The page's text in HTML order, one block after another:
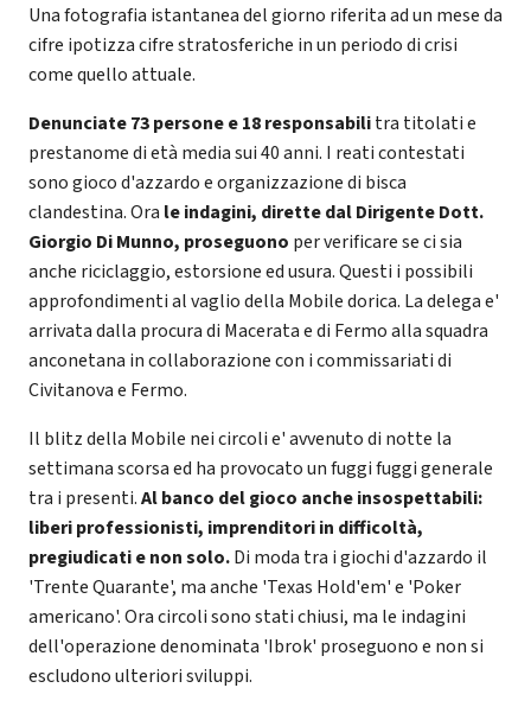
Una fotografia istantanea del giorno riferita ad un mese da
cifre ipotizza cifre stratosferiche in un periodo di crisi
come quello attuale.
Denunciate 73 persone e 18 responsabilitra titolati e
prestanome di età media sui 40 anni. I reati contestati
sono gioco d'azzardo e organizzazione di bisca
clandestina. Ora le indagini, dirette dal Dirigente Dott.
Giorgio Di Munno, proseguono per verificare se ci sia
anche riciclaggio, estorsione ed usura. Questi i possibili
approfondimenti al vaglio della Mobile dorica. La delega e'
arrivata dalla procura di Macerata e di Fermo alla squadra
anconetana in collaborazione con i commissariati di
Civitanova e Fermo.
Il blitz della Mobile nei circoli e' avvenuto di notte la
settimana scorsa ed ha provocato un fuggi fuggi generale
tra i presenti.Al banco del gioco anche insospettabili:
liberi professionisti, imprenditori in difficoltà,
pregiudicati e non solo.Di moda tra i giochi d'azzardo il
'Trente Quarante', ma anche 'Texas Hold'em' e 'Poker
americano'. Ora circoli sono stati chiusi, ma le indagini
dell'operazione denominata 'Ibrok' proseguono e non si
escludono ulteriori sviluppi.